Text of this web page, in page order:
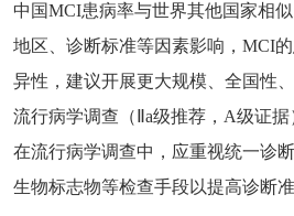
中国MCI患病率与世界其他国家相
地区、诊断标准等因素影响，MCI
异性，建议开展更大规模、全国性
流行病学调查（Ⅱa级推荐，A级证据
在流行病学调查中，应重视统一诊
生物标志物等检查手段以提高诊断